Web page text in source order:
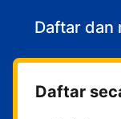
Daftar dan
Daftar